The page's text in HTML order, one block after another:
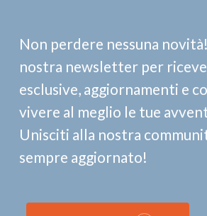
Non perdere nessuna
nostra newsletter per
esclusive, aggiornamenti e
vivere al meglio le tue
Unisciti alla nostra
sempre aggiornato!